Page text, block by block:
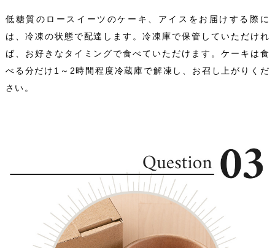
低糖質のロースイーツのケーキ、アイスをお届けする際に
は、冷凍の状態で配達します。冷凍庫で保管していただけれ
ば、お好きなタイミングで食べていただけます。ケーキは食
べる分だけ1～2時間程度冷蔵庫で解凍し、お召し上がりくだ
さい。